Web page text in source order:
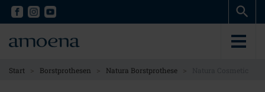
Skip
content
Skip
content
Start > Borstprothesen > Natura Borstprothese >